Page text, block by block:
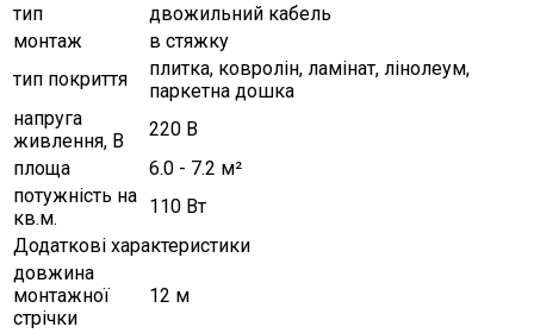
тип
двожильний кабель
монтаж
в стяжку
тип покриття
плитка, ковролін, ламінат, лінолеум,
паркетна дошка
напруга
живлення, В
220 В
площа
6.0 - 7.2 м²
потужність на
кв.м.
110 Вт
Додаткові характеристики
довжина
монтажної
стрічки
12 м